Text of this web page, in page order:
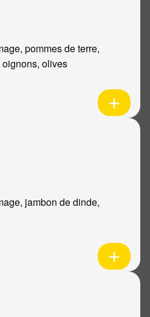
pommes de terre,
olives
jambon de dinde,